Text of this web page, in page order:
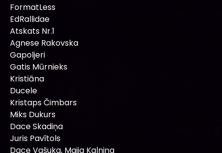
FormatLess
EdRallidae
Atskats Nr.1
Agnese Rakovska
Gapoljeri
Gatis Mūrnieks
Kristiāna
Ducele
Kristaps Čimbars
Miks Dukurs
Dace Skadiņa
Juris Pavītols
Dace Vašuka, Maija Kalniņa